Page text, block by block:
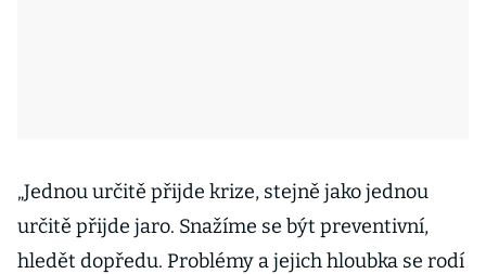
„Jednou určitě přijde krize, stejně jako jednou
určitě přijde jaro. Snažíme se být preventivní,
hledět dopředu. Problémy a jejich hloubka se rodí